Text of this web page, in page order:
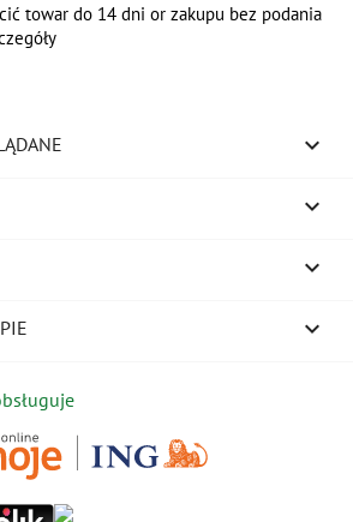
towar do 14 dni or zakupu bez podania



keyboard_arrow_down